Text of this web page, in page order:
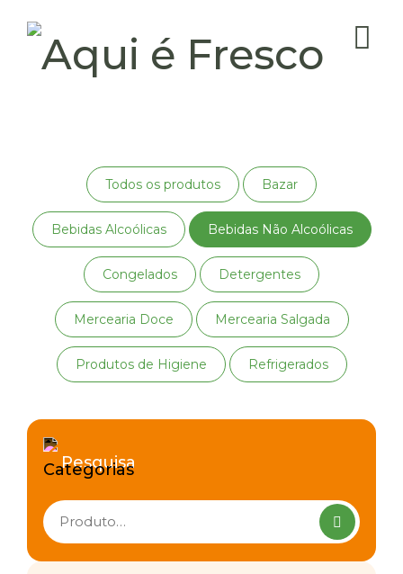
Todos os produtos Bazar
Bebidas Alcoólicas Bebidas Não Alcoólicas
Congelados Detergentes
Mercearia Doce Mercearia Salgada
Produtos de Higiene Refrigerados
Pesquisa
Pesquisar
produtos